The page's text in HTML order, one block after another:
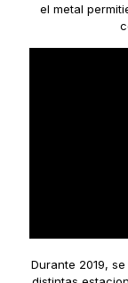
el metal
Durante 2019,